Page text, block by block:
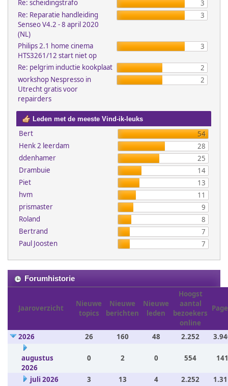
Re: scheidingstrafo
3
Re: Reparatie handleiding
Senseo V4.2 - 8 april 2020
(NL)
3
Philips 2.1 home cinema
HTS3261/12 start niet op
3
Re: pelgrim inductie kookplaat
2
workshop Nespresso in
Utrecht gratis voor
repairders
2
Leden met de meeste Vind-ik-leuks
Bert
54
Henk 2 leerdam
28
ddenhamer
25
Drambuie
14
Piet
13
hvm
11
prismaster
9
Roland
8
Bertrand
7
Paul Joosten
7
Forumhistorie
Jaaroverzicht
Nieuwe
topics
Nieuwe
berichten
Nieuwe
leden
Hoogst
aantal
bezoekers
online
2026 26 160 48 2.252
augustus
2026
0 2 0 554
juli 2026 3 13 4 2.252